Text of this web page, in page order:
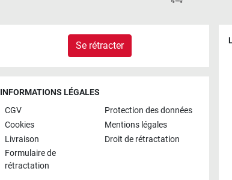
Se rétracter
INFORMATIONS LÉGALES
CGV
Protection des données
Cookies
Mentions légales
Livraison
Droit de rétractation
Formulaire de
rétractation